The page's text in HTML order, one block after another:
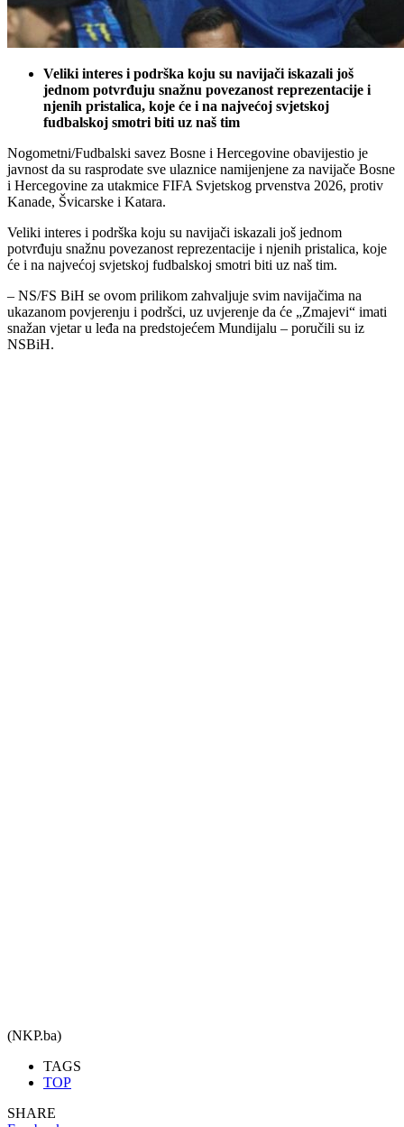
Veliki interes i podrška koju su navijači iskazali još
jednom potvrđuju snažnu povezanost reprezentacije i
njenih pristalica, koje će i na najvećoj svjetskoj
fudbalskoj smotri biti uz naš tim
Nogometni/Fudbalski savez Bosne i Hercegovine obavijestio je
javnost da su rasprodate sve ulaznice namijenjene za navijače Bosne
i Hercegovine za utakmice FIFA Svjetskog prvenstva 2026, protiv
Kanade, Švicarske i Katara.
Veliki interes i podrška koju su navijači iskazali još jednom
potvrđuju snažnu povezanost reprezentacije i njenih pristalica, koje
će i na najvećoj svjetskoj fudbalskoj smotri biti uz naš tim.
– NS/FS BiH se ovom prilikom zahvaljuje svim navijačima na
ukazanom povjerenju i podršci, uz uvjerenje da će „Zmajevi“ imati
snažan vjetar u leđa na predstojećem Mundijalu – poručili su iz
NSBiH.
(NKP.ba)
TAGS
TOP
SHARE